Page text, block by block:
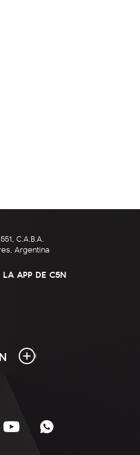
C.A.B.A.
Argentina
LA APP DE C5N